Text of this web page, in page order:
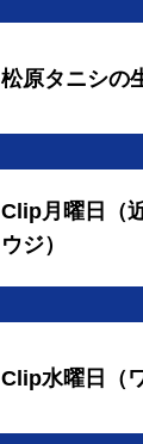
松原タニシの
Clip月曜日（
ウジ）
Clip水曜日（